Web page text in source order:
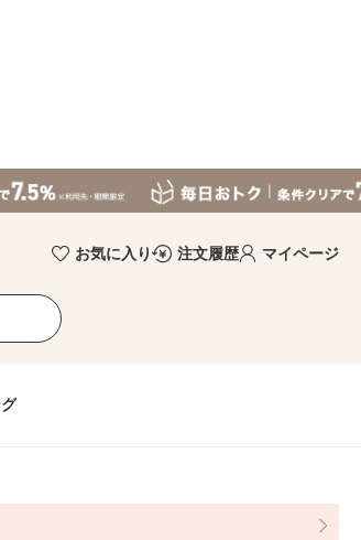
お気に入り 注文履歴 マイページ